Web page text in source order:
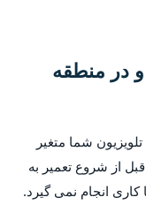
و در منطقه
شما متغیر
از شروع تعمیر به
انجام نمی گیرد.